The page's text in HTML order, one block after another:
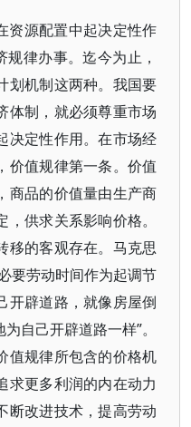
资源配置中起决定性作
规律办事。迄今为止，
划机制这两种。我国要
体制，就必须尊重市场
决定性作用。在市场经
价值规律第一条。价值
商品的价值量由生产商
供求关系影响价格。
移的客观存在。马克思
要劳动时间作为起调节
开辟道路，就像房屋倒
自己开辟道路一样”。
值规律所包含的价格机
求更多利润的内在动力
断改进技术，提高劳动